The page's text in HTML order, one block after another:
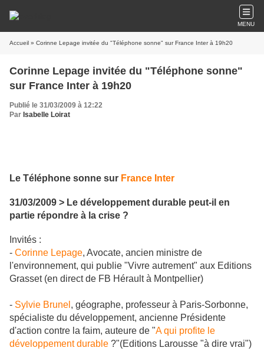
MENU
Accueil » Corinne Lepage invitée du "Téléphone sonne" sur France Inter à 19h20
Corinne Lepage invitée du "Téléphone sonne"
sur France Inter à 19h20
Publié le 31/03/2009 à 12:22
Par Isabelle Loirat
Le Téléphone sonne sur France Inter
31/03/2009 > Le développement durable peut-il en
partie répondre à la crise ?
Invités :
- Corinne Lepage, Avocate, ancien ministre de
l'environnement, qui publie "Vivre autrement" aux Editions
Grasset (en direct de FB Hérault à Montpellier)
- Sylvie Brunel , géographe, professeur à Paris-Sorbonne,
spécialiste du développement, ancienne Présidente
d'action contre la faim, auteure de "A qui profite le
développement durable ?"(Editions Larousse "à dire vrai")